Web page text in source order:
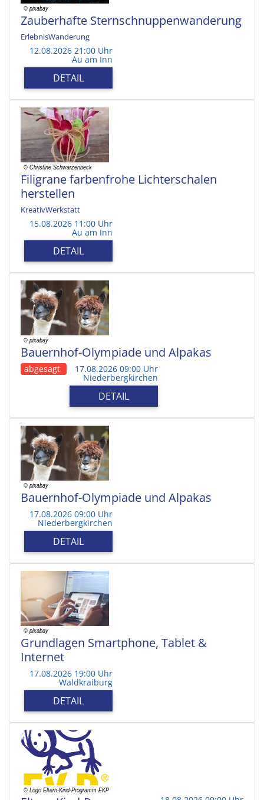
Zauberhafte Sternschnuppenwanderung
ErlebnisWanderung
12.08.2026 21:00 Uhr
Au am Inn
DETAIL
Filigrane farbenfrohe Lichterschalen
herstellen
KreativWerkstatt
15.08.2026 11:00 Uhr
Au am Inn
DETAIL
Bauernhof-Olympiade und Alpakas
abgesagt 17.08.2026 09:00 Uhr
Niederbergkirchen
DETAIL
Bauernhof-Olympiade und Alpakas
17.08.2026 09:00 Uhr
Niederbergkirchen
DETAIL
Grundlagen Smartphone, Tablet &
Internet
17.08.2026 19:00 Uhr
Waldkraiburg
DETAIL